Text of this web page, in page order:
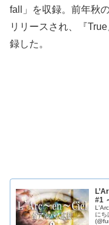
fall」を収録。前年秋
リリースされ、『
録した。
#1
にち